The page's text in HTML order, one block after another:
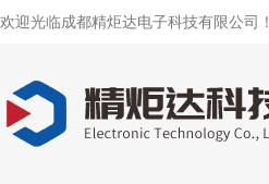
欢迎光临成都精炬达电子科技有限公司！